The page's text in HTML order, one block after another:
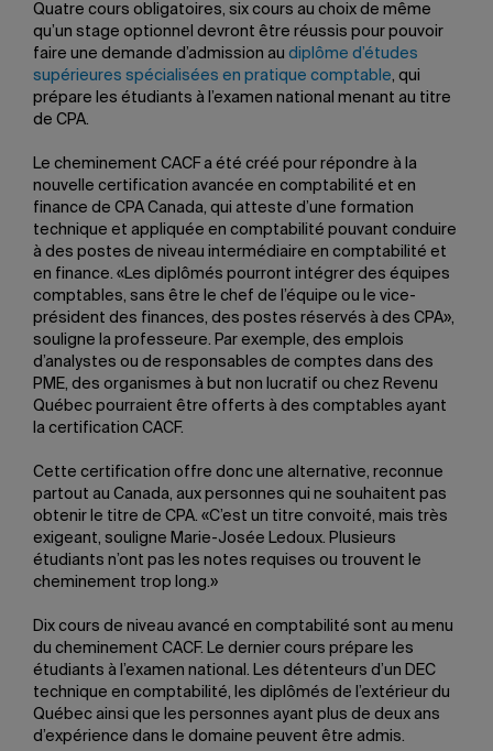
Quatre cours obligatoires, six cours au choix de même
qu’un stage optionnel devront être réussis pour pouvoir
faire une demande d’admission au diplôme d’études
supérieures spécialisées en pratique comptable, qui
prépare les étudiants à l’examen national menant au titre
de CPA.
Le cheminement CACF a été créé pour répondre à la
nouvelle certification avancée en comptabilité et en
finance de CPA Canada, qui atteste d’une formation
technique et appliquée en comptabilité pouvant conduire
à des postes de niveau intermédiaire en comptabilité et
en finance. «Les diplômés pourront intégrer des équipes
comptables, sans être le chef de l’équipe ou le vice-
président des finances, des postes réservés à des CPA»,
souligne la professeure. Par exemple, des emplois
d’analystes ou de responsables de comptes dans des
PME, des organismes à but non lucratif ou chez Revenu
Québec pourraient être offerts à des comptables ayant
la certification CACF.
Cette certification offre donc une alternative, reconnue
partout au Canada, aux personnes qui ne souhaitent pas
obtenir le titre de CPA. «C’est un titre convoité, mais très
exigeant, souligne Marie-Josée Ledoux. Plusieurs
étudiants n’ont pas les notes requises ou trouvent le
cheminement trop long.»
Dix cours de niveau avancé en comptabilité sont au menu
du cheminement CACF. Le dernier cours prépare les
étudiants à l’examen national. Les détenteurs d’un DEC
technique en comptabilité, les diplômés de l’extérieur du
Québec ainsi que les personnes ayant plus de deux ans
d’expérience dans le domaine peuvent être admis.